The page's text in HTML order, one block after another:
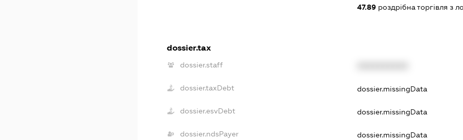
47.89роздрібна торгівля з
dossier.tax
dossier.staff
dossier.taxDebt dossier.missingData
dossier.esvDebt dossier.missingData
dossier.ndsPayer dossier.missingData